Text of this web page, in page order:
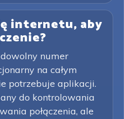
internetu, aby
numer
na całym
potrzebuje aplikacji.
do kontrolowania
połączenia, ale